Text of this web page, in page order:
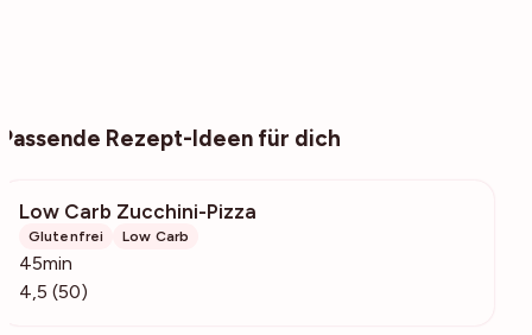
Passende Rezept-Ideen für dich
Low Carb Zucchini-Pizza
Glutenfrei Low Carb
45min
4,5 (50)